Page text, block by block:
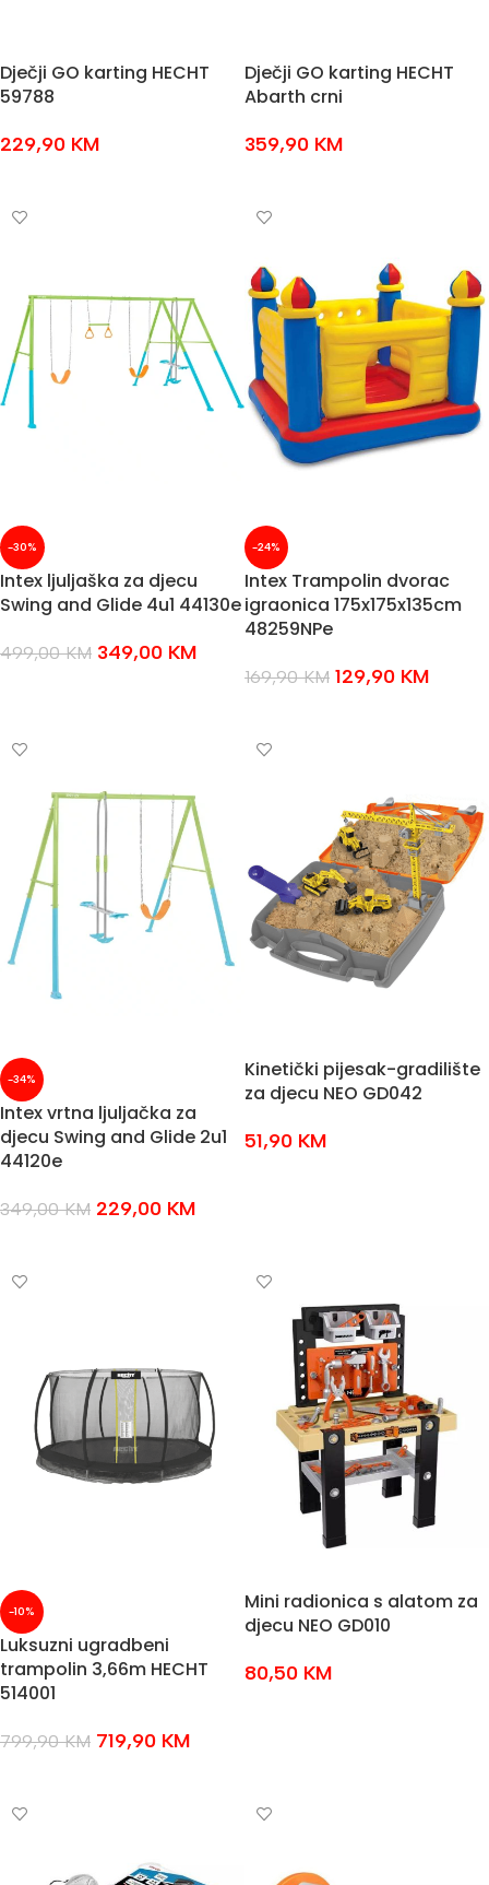
Dječji GO karting HECHT
59788
229,90 KM
Dječji GO karting HECHT
Abarth crni
359,90 KM
-30%
Intex ljuljaška za djecu
Swing and Glide 4u1 44130e
499,00KM 349,00 KM
-24%
Intex Trampolin dvorac
igraonica 175x175x135cm
48259NPe
169,90KM 129,90 KM
-34%
Intex vrtna ljuljačka za
djecu Swing and Glide 2u1
44120e
349,00KM 229,00 KM
Kinetički pijesak-gradilište
za djecu NEO GD042
51,90 KM
-10%
Luksuzni ugradbeni
trampolin 3,66m HECHT
514001
799,90KM 719,90 KM
Mini radionica s alatom za
djecu NEO GD010
80,50 KM